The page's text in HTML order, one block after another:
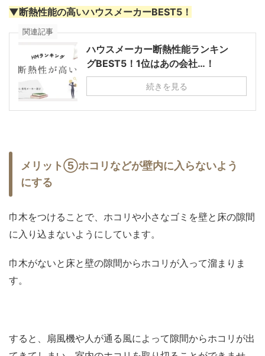
▼断熱性能の高いハウスメーカーBEST5！
関連記事
ハウスメーカー断熱性能ランキン
グBEST5！1位はあの会社…！
続きを見る
メリット⑤ホコリなどが壁内に入らないよう
にする
巾木をつけることで、ホコリや小さなゴミを壁と床の隙間
に入り込まないようにしています。
巾木がないと床と壁の隙間からホコリが入って溜まりま
す。
すると、扇風機や人が通る風によって隙間からホコリが出